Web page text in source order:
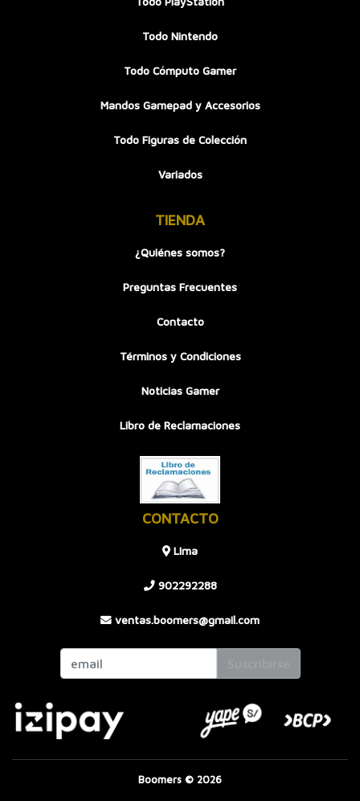
Todo Nintendo
Todo Cómputo Gamer
Mandos Gamepad y Accesorios
Todo Figuras de Colección
Variados
TIENDA
¿Quiénes somos?
Preguntas Frecuentes
Contacto
Términos y Condiciones
Noticias Gamer
Libro de Reclamaciones
CONTACTO
LIma
902292288
ventas.boomers@gmail.com
Boomers © 2026